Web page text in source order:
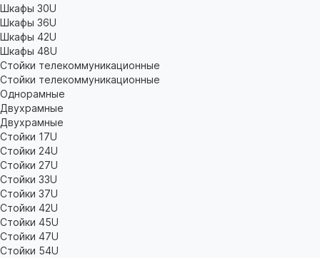
Шкафы 30U
Шкафы 36U
Шкафы 42U
Шкафы 48U
Стойки телекоммуникационные
Стойки телекоммуникационные
Однорамные
Двухрамные
Двухрамные
Стойки 17U
Стойки 24U
Стойки 27U
Стойки 33U
Стойки 37U
Стойки 42U
Стойки 45U
Стойки 47U
Стойки 54U